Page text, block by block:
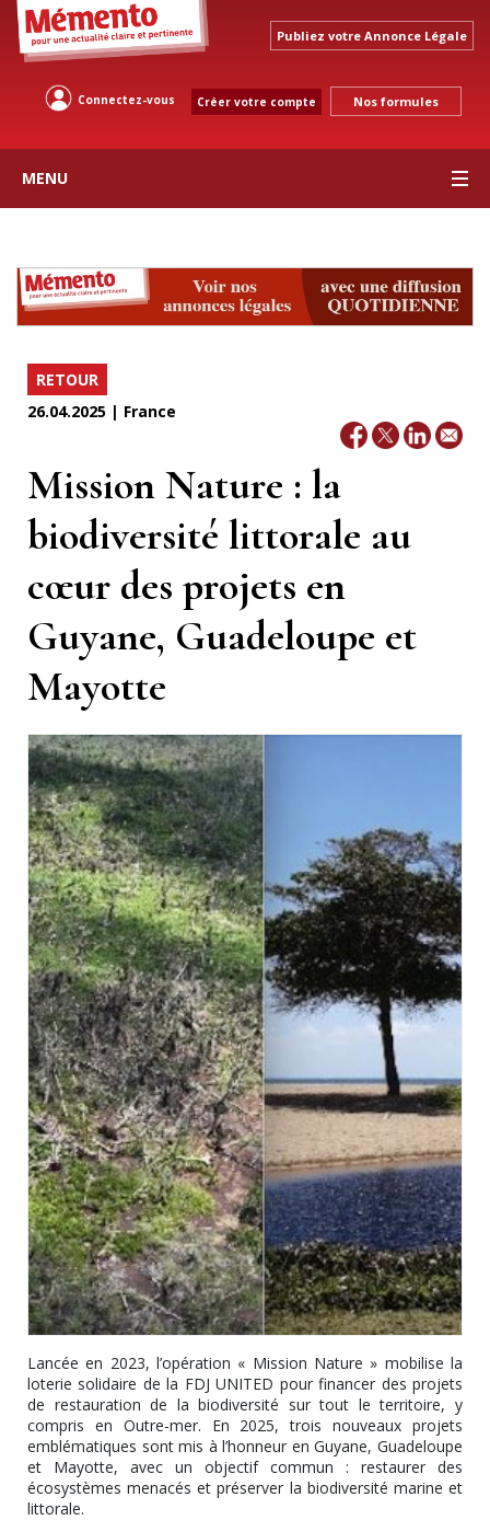
Publiez votre Annonce Légale
Connectez-vous Créer votre compte Nos formules
MENU
RETOUR
26.04.2025 | France
Mission Nature : la
biodiversité littorale au
cœur des projets en
Guyane, Guadeloupe et
Mayotte
Lancée en 2023, l’opération « Mission Nature » mobilise la
loterie solidaire de la FDJ UNITED pour financer des projets
de restauration de la biodiversité sur tout le territoire, y
compris en Outre-mer. En 2025, trois nouveaux projets
emblématiques sont mis à l’honneur en Guyane, Guadeloupe
et Mayotte, avec un objectif commun : restaurer des
écosystèmes menacés et préserver la biodiversité marine et
littorale.